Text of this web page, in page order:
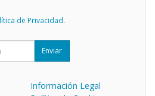
de Privacidad.
Enviar
Información Legal